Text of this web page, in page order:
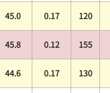
45.0 0.17 120
45.8 0.12 155
44.6 0.17 130